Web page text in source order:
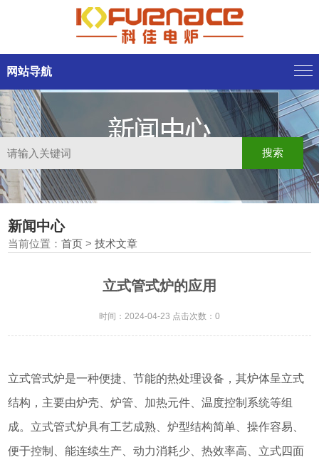
网站导航
新闻中心
当前位置：首页 >技术文章
立式管式炉的应用
时间：2024-04-23 点击次数：0
立式管式炉是一种便捷、节能的热处理设备，其炉体呈立式
结构，主要由炉壳、炉管、加热元件、温度控制系统等组
成。立式管式炉具有工艺成熟、炉型结构简单、操作容易、
便于控制、能连续生产、动力消耗少、热效率高、立式四面